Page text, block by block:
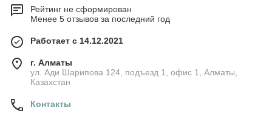
Рейтинг не сформирован
Менее 5 отзывов за последний год
Работает с 14.12.2021
г. Алматы
ул. Ади Шарипова 124, подъезд 1, офис 1, Алматы,
Казахстан
Контакты